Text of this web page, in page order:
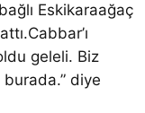
Eskikaraağaç
geleli. Biz
diye